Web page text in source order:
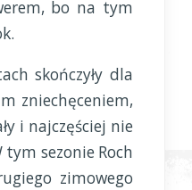
bo na tym
skończyły dla
zniechęceniem,
i najczęściej nie
tym sezonie Roch
zimowego